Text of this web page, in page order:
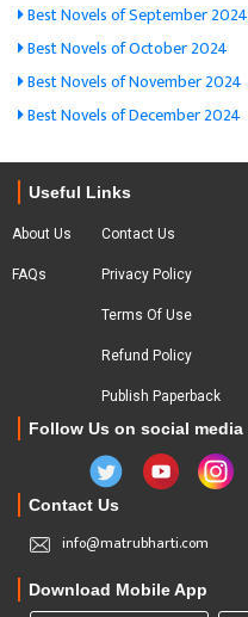
Best Novels of September 2024
Best Novels of October 2024
Best Novels of November 2024
Best Novels of December 2024
Useful Links
About Us
FAQs
Contact Us
Privacy Policy
Terms Of Use
Refund Policy
Publish Paperback
Follow Us on social media
Contact Us
info@matrubharti.com
Download Mobile App